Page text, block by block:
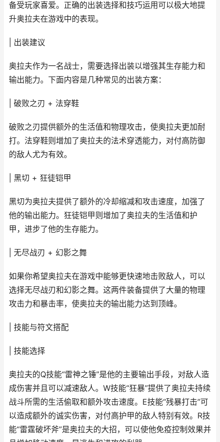
备受玩家喜爱。正确的出装选择和技巧运用可以极大地提
升奥拉夫在游戏中的表现。
| 出装建议
奥拉夫作为一名战士，需要选择出装以增强其生存能力和
输出能力。下面内容是几种常见的出装方案：
| 破败之刃 + 法穿鞋
破败之刃提供额外的生活值和物理攻击，使奥拉夫更加耐
打。法穿鞋则增加了奥拉夫的法术穿透能力，对付高防御
的敌人尤为有效。
| 黑切 + 狂徒铠甲
黑切为奥拉夫提供了额外的冷却缩减和攻击速度，加强了
他的输出能力。狂徒铠甲则增加了奥拉夫的生活值和护
甲，进步了他的生存能力。
| 无尽战刃 + 幻影之舞
如果你希望奥拉夫在游戏中能够更快速地击败敌人，可以
选择无尽战刃和幻影之舞。这两件装备提供了大量的物理
攻击力和暴击率，使奥拉夫的输出能力达到顶峰。
| 技能与符文搭配
| 技能选择
奥拉夫的Q技能“雷神之锤”是他的主要输出手段，对敌人造
成伤害并且可以减速敌人。W技能“狂暴”提供了奥拉夫持续
战斗所需的生活偷取和额外攻击速度。E技能“残暴打击”可
以造成额外的诚实伤害，对付高护甲的敌人特别有效。R技
能“雷霆破坏斧”是奥拉夫的大招，可以使他免疫控制效果并